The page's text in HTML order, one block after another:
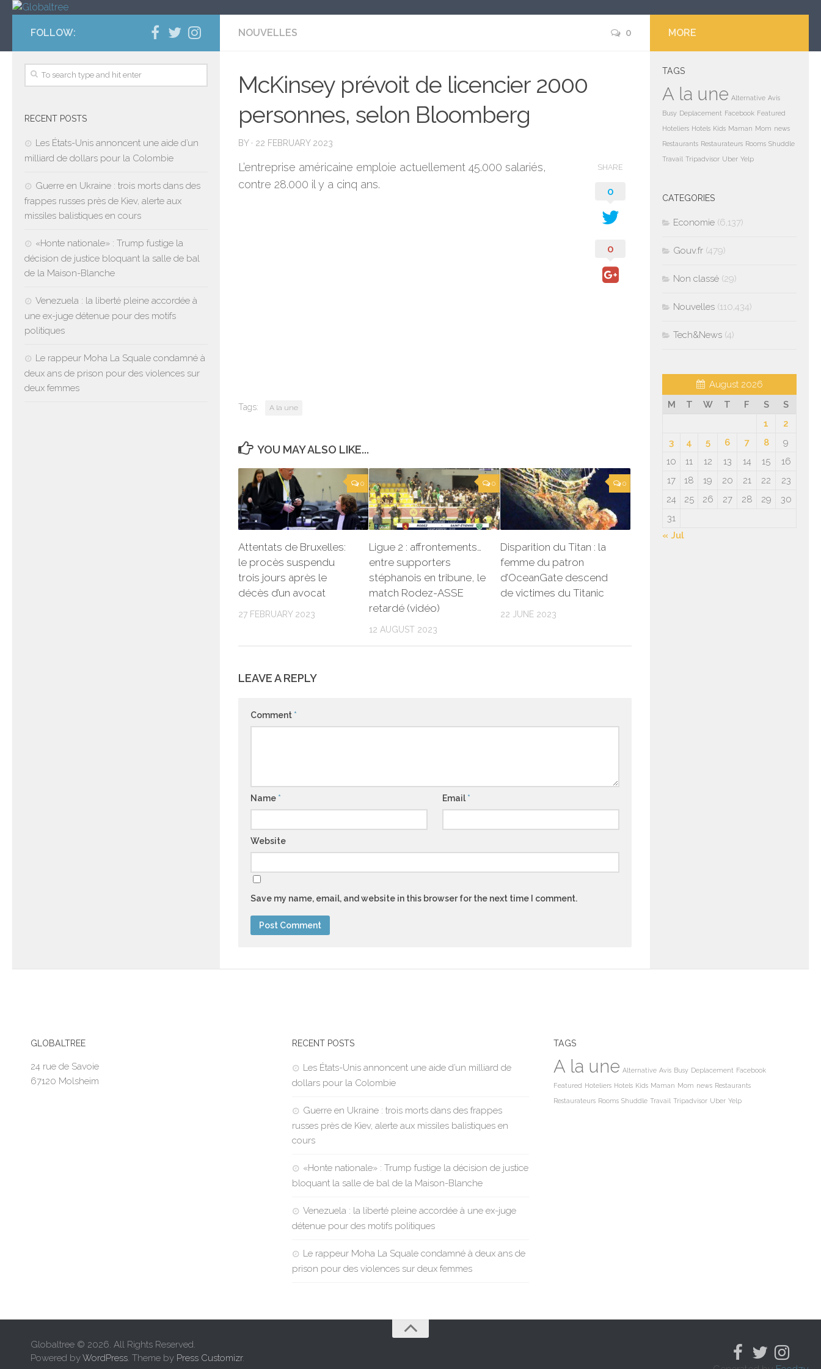
NOUVELLES 0
McKinsey prévoit de licencier 2000
personnes, selon Bloomberg
BY · 22 FEBRUARY 2023
L’entreprise américaine emploie actuellement 45.000 salariés,
contre 28.000 il y a cinq ans.
SHARE
0
0
Tags: A la une
YOU MAY ALSO LIKE...
0
Attentats de Bruxelles:
le procès suspendu
trois jours après le
décès d’un avocat
27 FEBRUARY 2023
0
Ligue 2 : affrontements…
entre supporters
stéphanois en tribune, le
match Rodez-ASSE
retardé (vidéo)
12 AUGUST 2023
0
Disparition du Titan : la
femme du patron
d’OceanGate descend
de victimes du Titanic
22 JUNE 2023
LEAVE A REPLY
Comment *
Name * Email *
Website
Save my name, email, and website in this browser for the next time I comment.
FOLLOW:
RECENT POSTS
Les États-Unis annoncent une aide d’un
milliard de dollars pour la Colombie
Guerre en Ukraine : trois morts dans des
frappes russes près de Kiev, alerte aux
missiles balistiques en cours
«Honte nationale» : Trump fustige la
décision de justice bloquant la salle de bal
de la Maison-Blanche
Venezuela : la liberté pleine accordée à
une ex-juge détenue pour des motifs
politiques
Le rappeur Moha La Squale condamné à
deux ans de prison pour des violences sur
deux femmes
MORE
TAGS
A la une Alternative Avis
Busy Deplacement Facebook Featured
Hoteliers Hotels Kids Maman Mom news
Restaurants Restaurateurs Rooms Shuddle
Travail Tripadvisor Uber Yelp
CATEGORIES
Economie (6,137)
Gouv.fr (479)
Non classé (29)
Nouvelles (110,434)
Tech&News (4)
August 2026
M
T W T F S
S
1
2
3
4 5 6 7 8
9
10
11 12 13 14 15
16
17
18 19 20 21 22
23
24
25 26 27 28 29
30
31
« Jul
GLOBALTREE
24 rue de Savoie
67120 Molsheim
RECENT POSTS
Les États-Unis annoncent une aide d’un milliard de
dollars pour la Colombie
Guerre en Ukraine : trois morts dans des frappes
russes près de Kiev, alerte aux missiles balistiques en
cours
«Honte nationale» : Trump fustige la décision de justice
bloquant la salle de bal de la Maison-Blanche
Venezuela : la liberté pleine accordée à une ex-juge
détenue pour des motifs politiques
Le rappeur Moha La Squale condamné à deux ans de
prison pour des violences sur deux femmes
TAGS
A la une Alternative Avis Busy Deplacement Facebook
Featured Hoteliers Hotels Kids Maman Mom news Restaurants
Restaurateurs Rooms Shuddle Travail Tripadvisor Uber Yelp
Globaltree © 2026. All Rights Reserved.
Powered byWordPress. Theme by Press Customizr.